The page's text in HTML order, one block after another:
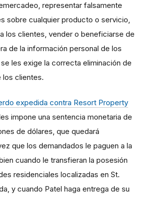
representar falsamente
sobre cualquier producto o servicio,
los clientes, vender o beneficiarse de
de la información personal de los
les exige la correcta eliminación de
los clientes.
expedida contra Resort Property
impone una sentencia monetaria de
de dólares, que quedará
que los demandados le paguen a la
cuando le transfieran la posesión
residenciales localizadas en St.
y cuando Patel haga entrega de su